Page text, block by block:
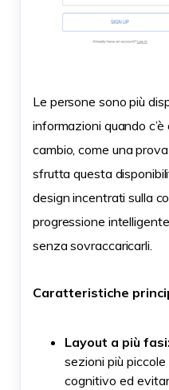
Le persone sono più
informazioni quando
cambio, come una
sfrutta questa
design incentrati sulla
progressione
senza sovraccaricarli.
Caratteristiche
Layout a più fasi:
sezioni più
cognitivo ed